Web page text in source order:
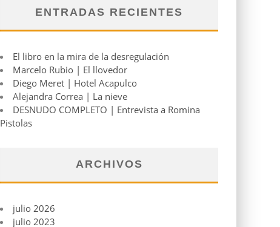
ENTRADAS RECIENTES
El libro en la mira de la desregulación
Marcelo Rubio | El llovedor
Diego Meret | Hotel Acapulco
Alejandra Correa | La nieve
DESNUDO COMPLETO | Entrevista a Romina
Pistolas
ARCHIVOS
julio 2026
julio 2023